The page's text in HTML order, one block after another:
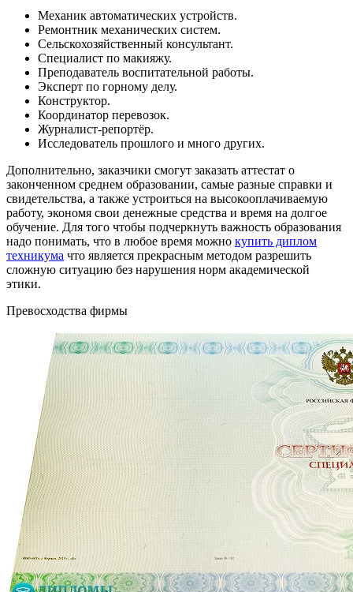
Механик автоматических устройств.
Ремонтник механических систем.
Сельскохозяйственный консультант.
Специалист по макияжу.
Преподаватель воспитательной работы.
Эксперт по горному делу.
Конструктор.
Координатор перевозок.
Журналист-репортёр.
Исследователь прошлого и много других.
Дополнительно, заказчики смогут заказать аттестат о
законченном среднем образовании, самые разные справки и
свидетельства, а также устроиться на высокооплачиваемую
работу, экономя свои денежные средства и время на долгое
обучение. Для того чтобы подчеркнуть важность образования
надо понимать, что в любое время можно купить диплом
техникума что является прекрасным методом разрешить
сложную ситуацию без нарушения норм академической
этики.
Превосходства фирмы